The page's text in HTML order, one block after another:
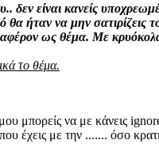
δεν είναι κανείς
θα ήταν να μην
ως θέμα. Με
το θέμα.
μπορείς να με κάνεις
έχεις με την ....... όσο